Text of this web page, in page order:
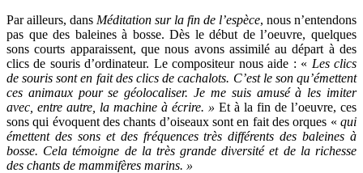
Par ailleurs, dans Méditation sur la fin de l’espèce, nous n’entendons
pas que des baleines à bosse. Dès le début de l’oeuvre, quelques
sons courts apparaissent, que nous avons assimilé au départ à des
clics de souris d’ordinateur. Le compositeur nous aide : « Les clics
de souris sont en fait des clics de cachalots. C’est le son qu’émettent
ces animaux pour se géolocaliser. Je me suis amusé à les imiter
avec, entre autre, la machine à écrire. » Et à la fin de l’oeuvre, ces
sons qui évoquent des chants d’oiseaux sont en fait des orques « qui
émettent des sons et des fréquences très différents des baleines à
bosse. Cela témoigne de la très grande diversité et de la richesse
des chants de mammifères marins. »